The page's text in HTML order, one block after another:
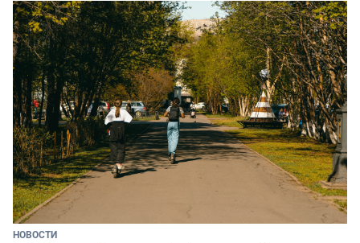
НОВОСТИ